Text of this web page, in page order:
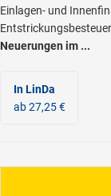
Einlagen- und
Neuerungen im ...
In LinDa
ab 27,25 €